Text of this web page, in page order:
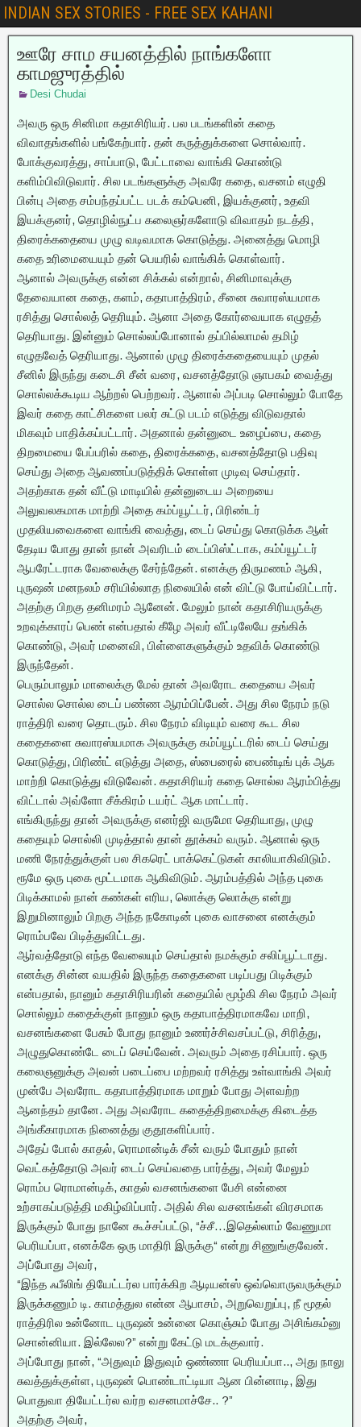
INDIAN SEX STORIES - FREE SEX KAHANI
ஊரே சாம சயனத்தில் நாங்களோ
காமஜுரத்தில்
Desi Chudai
அவரு ஒரு சினிமா கதாசிரியர். பல படங்களின் கதை
விவாதங்களில் பங்கேற்பார். தன் கருத்துக்களை சொல்வார்.
போக்குவரத்து, சாப்பாடு, பேட்டாவை வாங்கி கொண்டு
களிம்பிவிடுவார். சில படங்களுக்கு அவரே கதை, வசனம் எழுதி
பின்பு அதை சம்பந்தப்பட்ட படக் கம்பெனி, இயக்குனர், உதவி
இயக்குனர், தொழில்நுட்ப கலைஞர்களோடு விவாதம் நடத்தி,
திரைக்கதையை முழு வடிவமாக கொடுத்து. அனைத்து மொழி
கதை உரிமையையும் தன் பெயரில் வாங்கிக் கொள்வார்.
ஆனால் அவருக்கு என்ன சிக்கல் என்றால், சினிமாவுக்கு
தேவையான கதை, களம், கதாபாத்திரம், சீனை சுவாரஸ்யமாக
ரசித்து சொல்லத் தெரியும். ஆனா அதை கோர்வையாக எழுதத்
தெரியாது. இன்னும் சொல்லப்போனால் தப்பில்லாமல் தமிழ்
எழுதவேத் தெரியாது. ஆனால் முழு திரைக்கதையையும் முதல்
சீனில் இருந்து கடைசி சீன் வரை, வசனத்தோடு ஞாபகம் வைத்து
சொல்லக்கூடிய ஆற்றல் பெற்றவர். ஆனால் அப்படி சொல்லும் போதே
இவர் கதை காட்சிகளை பலர் சுட்டு படம் எடுத்து விடுவதால்
மிகவும் பாதிக்கப்பட்டார். அதனால் தன்னுடை உழைப்பை, கதை
திறமையை பேப்பரில் கதை, திரைக்கதை, வசனத்தோடு பதிவு
செய்து அதை ஆவணப்படுத்திக் கொள்ள முடிவு செய்தார்.
அதற்காக தன் வீட்டு மாடியில் தன்னுடைய அறையை
அலுவலகமாக மாற்றி அதை கம்ப்யூட்டர், பிரிண்டர்
முதலியவைகளை வாங்கி வைத்து, டைப் செய்து கொடுக்க ஆள்
தேடிய போது தான் நான் அவரிடம் டைப்பிஸ்ட்டாக, கம்ப்யூட்டர்
ஆபரேட்டராக வேலைக்கு சேர்ந்தேன். எனக்கு திருமணம் ஆகி,
புருஷன் மனநலம் சரியில்லாத நிலையில் என் விட்டு போய்விட்டார்.
அதற்கு பிறகு தனிமரம் ஆனேன். மேலும் நான் கதாசிரியருக்கு
உறவுக்காரப் பெண் என்பதால் கீழே அவர் வீட்டிலேயே தங்கிக்
கொண்டு, அவர் மனைவி, பிள்ளைகளுக்கும் உதவிக் கொண்டு
இருந்தேன்.
பெரும்பாலும் மாலைக்கு மேல் தான் அவரோட கதையை அவர்
சொல்ல சொல்ல டைப் பண்ண ஆரம்பிப்பேன். அது சில நேரம் நடு
ராத்திரி வரை தொடரும். சில நேரம் விடியும் வரை கூட சில
கதைகளை சுவாரஸ்யமாக அவருக்கு கம்ப்யூட்டரில் டைப் செய்து
கொடுத்து, பிரிண்ட் எடுத்து அதை, ஸ்பைரைல் பைண்டிங் புக் ஆக
மாற்றி கொடுத்து விடுவேன். கதாசிரியர் கதை சொல்ல ஆரம்பித்து
விட்டால் அவ்ளோ சீக்கிரம் டயர்ட் ஆக மாட்டார்.
எங்கிருந்து தான் அவருக்கு எனர்ஜி வருமோ தெரியாது, முழு
கதையும் சொல்லி முடித்தால் தான் தூக்கம் வரும். ஆனால் ஒரு
மணி நேரத்துக்குள் பல சிகரெட் பாக்கெட்டுகள் காலியாகிவிடும்.
ரூமே ஒரு புகை மூட்டமாக ஆகிவிடும். ஆரம்பத்தில் அந்த புகை
பிடிக்காமல் நான் கண்கள் எரிய, லொக்கு லொக்கு என்று
இறுமினாலும் பிறகு அந்த நகோடின் புகை வாசனை எனக்கும்
ரொம்பவே பிடித்துவிட்டது.
ஆர்வத்தோடு எந்த வேலையும் செய்தால் நமக்கும் சலிப்பூட்டாது.
எனக்கு சின்ன வயதில் இருந்த கதைகளை படிப்பது பிடிக்கும்
என்பதால், நானும் கதாசிரியரின் கதையில் மூழ்கி சில நேரம் அவர்
சொல்லும் கதைக்குள் நானும் ஒரு கதாபாத்திரமாகவே மாறி,
வசனங்களை பேசும் போது நானும் உணர்ச்சிவசப்பட்டு, சிரித்து,
அழுதுகொண்டே டைப் செய்வேன். அவரும் அதை ரசிப்பார். ஒரு
கலைஞனுக்கு அவன் படைப்பை மற்றவர் ரசித்து உள்வாங்கி அவர்
முன்பே அவரோட கதாபாத்திரமாக மாறும் போது அளவற்ற
ஆனந்தம் தானே. அது அவரோட கதைத்திறமைக்கு கிடைத்த
அங்கீகாரமாக நினைத்து குதூகளிப்பார்.
அதேப் போல் காதல், ரொமான்டிக் சீன் வரும் போதும் நான்
வெட்கத்தோடு அவர் டைப் செய்வதை பார்த்து, அவர் மேலும்
ரொம்ப ரொமான்டிக், காதல் வசனங்களை பேசி என்னை
உற்சாகப்படுத்தி மகிழ்விப்பார். அதில் சில வசனங்கள் விரசமாக
இருக்கும் போது நானே கூச்சப்பட்டு, “ச்சீ…இதெல்லாம் வேணுமா
பெரியப்பா, எனக்கே ஒரு மாதிரி இருக்கு“ என்று சிணுங்குவேன்.
அப்போது அவர்,
“இந்த ஃபீலிங் தியேட்டர்ல பார்க்கிற ஆடியன்ஸ் ஒவ்வொருவருக்கும்
இருக்கணும் டி. காமத்துல என்ன ஆபாசம், அறுவெறுப்பு, நீ மூதல்
ராத்திரில உன்னோட புருஷன் உன்னை கொஞ்சும் போது அசிங்கம்னு
சொன்னியா. இல்லேல?” என்று கேட்டு மடக்குவார்.
அப்போது நான், “அதுவும் இதுவும் ஒண்ணா பெரியப்பா.., அது நாலு
சுவத்துக்குள்ள, புருஷன் பொண்டாட்டியா ஆன பின்னாடி, இது
பொதுவா தியேட்டர்ல வர்ற வசனமாச்சே.. ?”
அதற்கு அவர்,